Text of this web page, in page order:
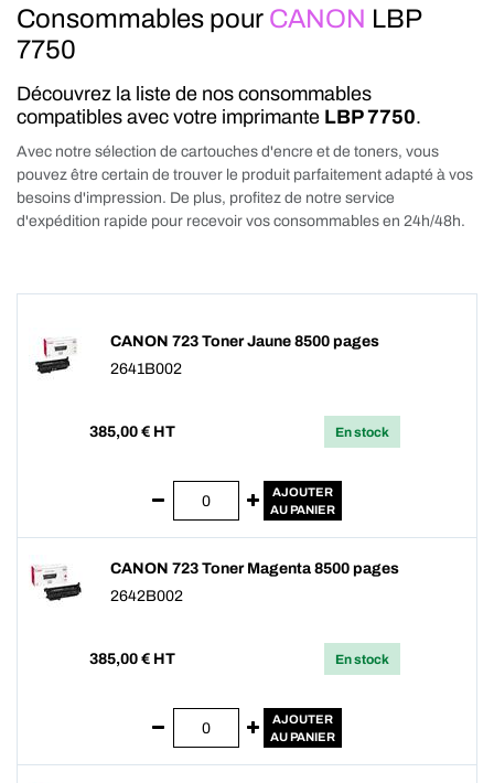
Consommables pour CANON LBP
7750
Découvrez la liste de nos consommables
compatibles avec votre imprimante LBP 7750.
Avec notre sélection de cartouches d'encre et de toners, vous
pouvez être certain de trouver le produit parfaitement adapté à vos
besoins d'impression. De plus, profitez de notre service
d'expédition rapide pour recevoir vos consommables en 24h/48h.
CANON 723 Toner Jaune 8500 pages
2641B002
385,00 € HT En stock
AJOUTER
AU PANIER
CANON 723 Toner Magenta 8500 pages
2642B002
385,00 € HT En stock
AJOUTER
AU PANIER